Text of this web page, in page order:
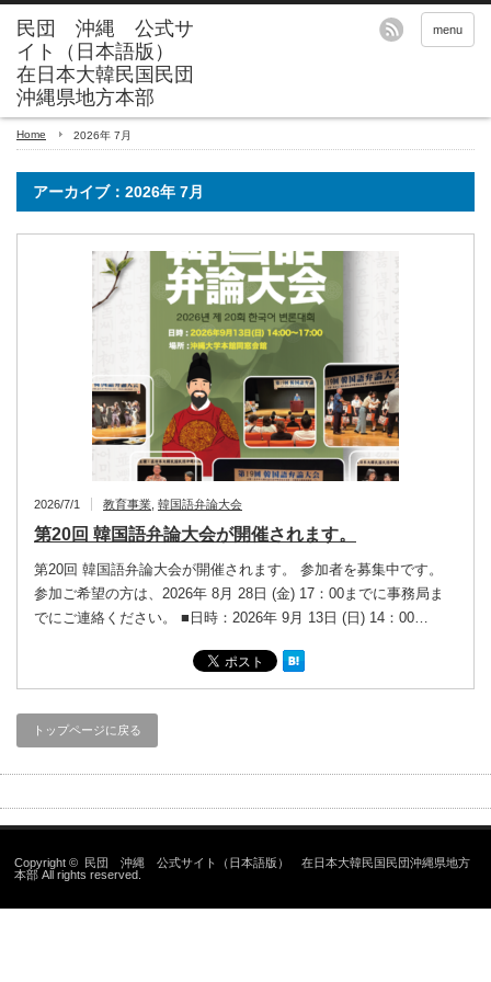
menu
Home 2026年 7月
アーカイブ：2026年 7月
2026/7/1 教育事業 韓国語弁論大会
第20回 韓国語弁論大会が開催されます。
第20回 韓国語弁論大会が開催されます。 参加者を募集中です。
参加ご希望の方は、2026年 8月 28日 (金) 17：00までに事務局ま
でにご連絡ください。 ■日時：2026年 9月 13日 (日) 14：00…
トップページに戻る
Copyright © 民団 沖縄 公式サイト（日本語版） 在日本大韓民国民団沖縄県地方
本部 All rights reserved.